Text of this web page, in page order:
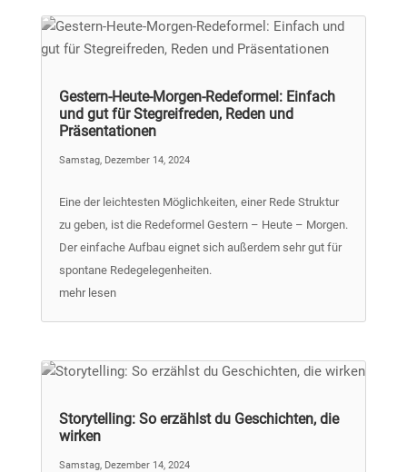
Gestern-Heute-Morgen-Redeformel: Einfach
und gut für Stegreifreden, Reden und
Präsentationen
Samstag, Dezember 14, 2024
Eine der leichtesten Möglichkeiten, einer Rede Struktur
zu geben, ist die Redeformel Gestern – Heute – Morgen.
Der einfache Aufbau eignet sich außerdem sehr gut für
spontane Redegelegenheiten.
mehr lesen
Storytelling: So erzählst du Geschichten, die
wirken
Samstag, Dezember 14, 2024